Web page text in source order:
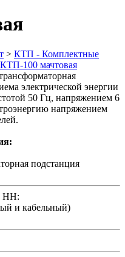
> КТП - Комплектные
КТП-100 мачтовая
электрической энергии
50 Гц, напряжением 6
напряжением
подстанция
НН:
и кабельный)